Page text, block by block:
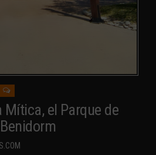
el Parque de